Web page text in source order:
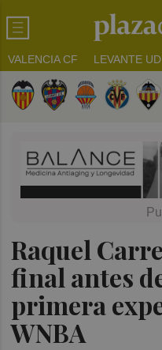
VALENCIA CF LEVANTE UD
Raquel
final antes
primera
WNBA